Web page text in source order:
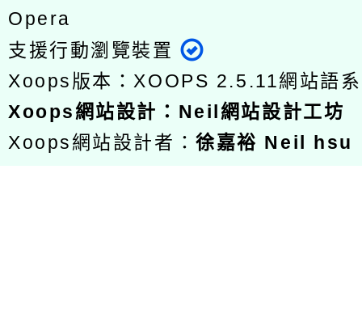
Opera
支援行動瀏覽裝置
Xoops版本：XOOPS 2.5.11網站語
Xoops網站設計 ： Neil網站設計工坊
Xoops網站設計者：徐嘉裕 Neil hsu